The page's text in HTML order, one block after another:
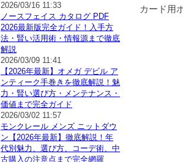
カード用
2026/03/16 11:33
ノースフェイス カタログ PDF
2026最新版完全ガイド！入手方
法・賢い活用術・情報源まで徹底
解説
2026/03/09 11:41
【2026年最新】オメガ デビル ア
ンティーク手巻きを徹底解説！魅
力・賢い選び方・メンテナンス・
価値まで完全ガイド
2026/03/02 11:57
モンクレール メンズ ニットダウ
ン【2026年最新】徹底解説！年
代別魅力、選び方、コーデ術、中
古購入の注意点まで完全網羅